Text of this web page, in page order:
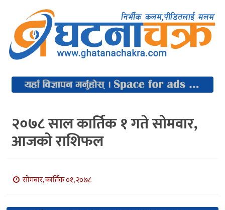
२०७८ साल कार्तिक १ गते सोमवार,
आजको राशिफल
सोमबार, कार्तिक ०१, २०७८